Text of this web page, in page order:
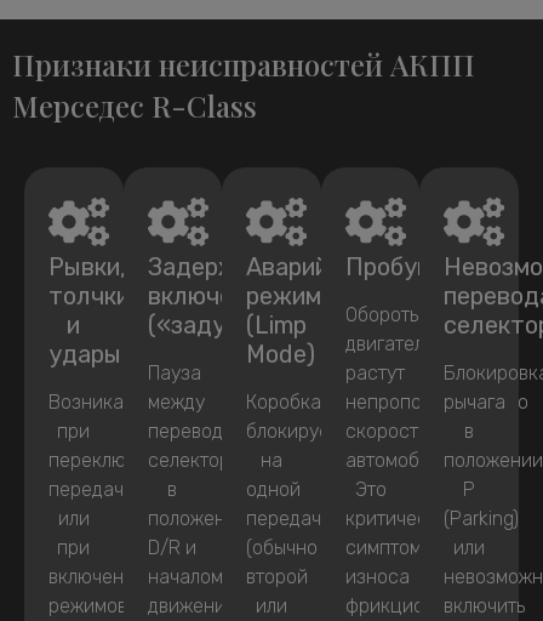
Признаки неисправностей АКПП
Мерседес R-Class
Рывки,
толчки
и
удары
Возникают
при
переключении
передач
или
при
включении
режимов
Задержки
включения
(«задумчивость»)
Пауза
между
переводом
селектора
в
положение
D/R и
началом
движения
Аварийный
режим
(Limp
Mode)
Коробка
блокируется
на
одной
передаче
(обычно
второй
или
Пробуксовка
Обороты
двигателя
растут
непропорционально
скорости
автомобиля.
Это
критический
симптом
износа
фрикционных
рычага
в
положении
P
(Parking)
или
включить